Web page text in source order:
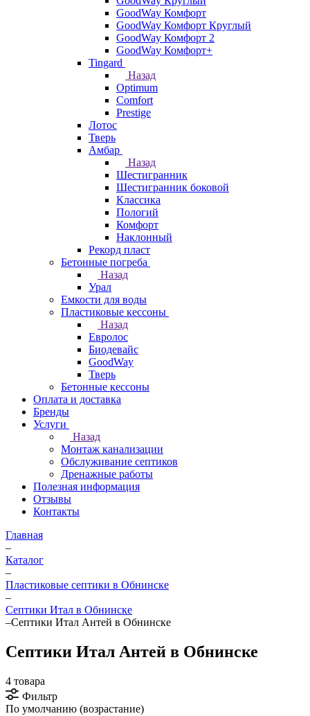
GoodWay Комфорт
GoodWay Комфорт Круглый
GoodWay Комфорт 2
GoodWay Комфорт+
Tingard
Назад
Optimum
Comfort
Prestige
Лотос
Тверь
Амбар
Назад
Шестигранник
Шестигранник боковой
Классика
Пологий
Комфорт
Наклонный
Рекорд пласт
Бетонные погреба
Назад
Урал
Емкости для воды
Пластиковые кессоны
Назад
Евролос
Биодевайс
GoodWay
Тверь
Бетонные кессоны
Оплата и доставка
Бренды
Услуги
Назад
Монтаж канализации
Обслуживание септиков
Дренажные работы
Полезная информация
Отзывы
Контакты
Главная
–
Каталог
–
Пластиковые септики в Обнинске
–
Септики Итал в Обнинске
–Септики Итал Антей в Обнинске
Септики Итал Антей в Обнинске
4 товара
Фильтр
По умолчанию (возрастание)